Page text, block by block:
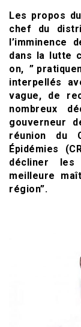
Les propos
chef du
l’imminence
dans la lutte
on, ”
interpellés
vague, de
nombreux
gouverneur
réunion du
Épidémies
décliner
meilleure
région”.